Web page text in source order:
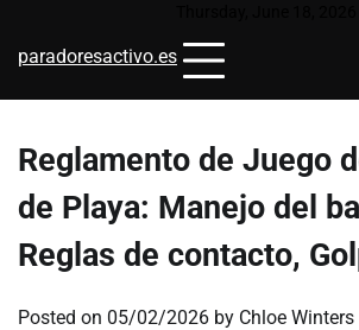
content
paradoresactivo.es
Reglamento de Juego
de Playa: Manejo del
Reglas de contacto,
Posted on 05/02/2026 by Chloe Winters